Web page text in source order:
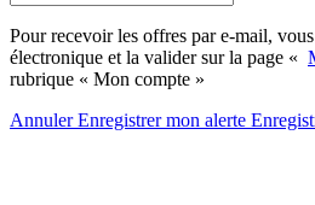
Pour recevoir les offres par e-mail,
électronique et la valider sur la page «
rubrique « Mon compte »
AnnulerEnregistrer mon alerte